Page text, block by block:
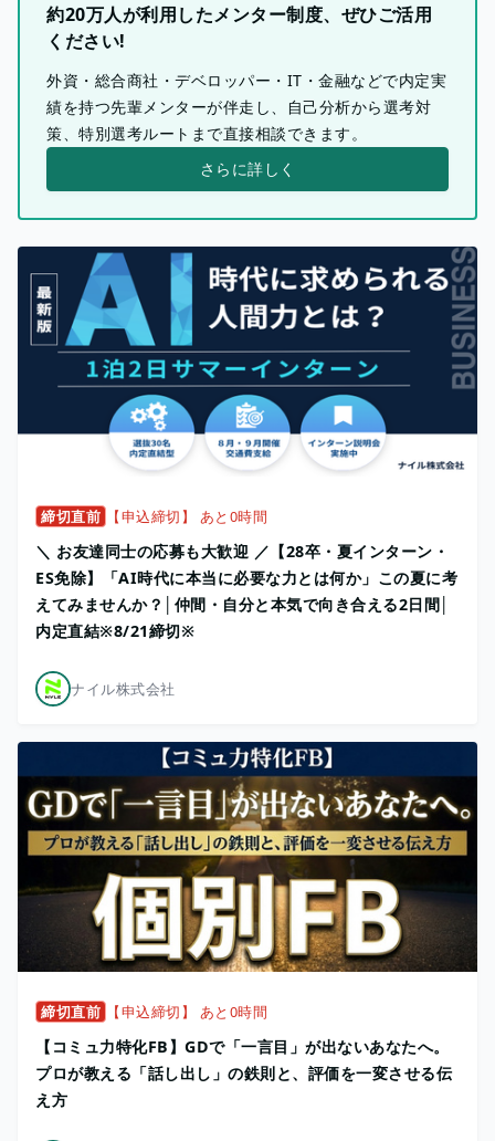
約20万人が利用したメンター制度、ぜひご活用
ください!
外資・総合商社・デベロッパー・IT・金融などで内定実
績を持つ先輩メンターが伴走し、自己分析から選考対
策、特別選考ルートまで直接相談できます。
さらに詳しく
締切直前 【申込締切】 あと0時間
＼ お友達同士の応募も大歓迎 ／【28卒・夏インターン・
ES免除】「AI時代に本当に必要な力とは何か」この夏に考
えてみませんか？│仲間・自分と本気で向き合える2日間│
内定直結※8/21締切※
ナイル株式会社
締切直前 【申込締切】 あと0時間
【コミュ力特化FB】GDで「一言目」が出ないあなたへ。
プロが教える「話し出し」の鉄則と、評価を一変させる伝
え方